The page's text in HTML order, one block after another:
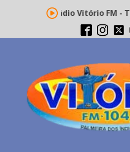
Rádio Vitório FM -